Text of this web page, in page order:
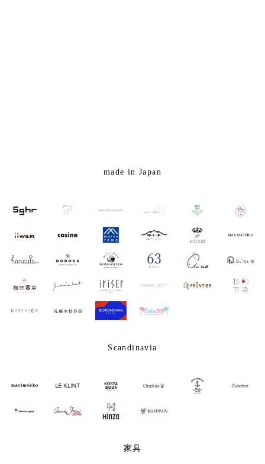
made in Japan
Scandinavia
家具